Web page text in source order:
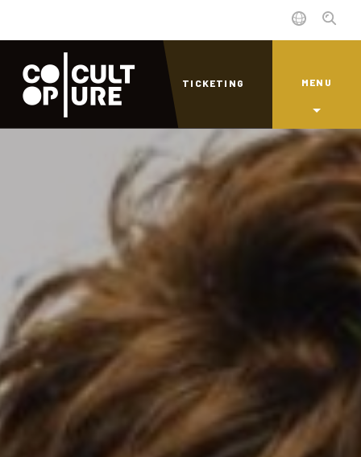
TICKETING MENU